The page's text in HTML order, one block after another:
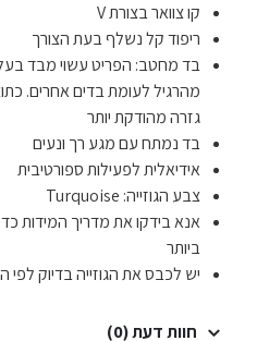
קו צוואר בצורת V
ריפוד קל נשלף בעת הצורך
בד מחטב: הפריט עשוי מבד בעל
מהרגיל לעומת בדים אחרים.
גזרה מהודקת יותר
בד נמתח עם מגע רך ונעים
אידיאלית לפעילות ספורטיבית
צבע הגוזייה: Turquoise
אנא בידקו את מדריך המידות
ביותר
יש לכבס את הגוזייה בדיוק
חוות דעת (0)